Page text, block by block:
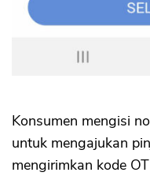
Konsumen mengisi
untuk mengajukan
mengirimkan kode